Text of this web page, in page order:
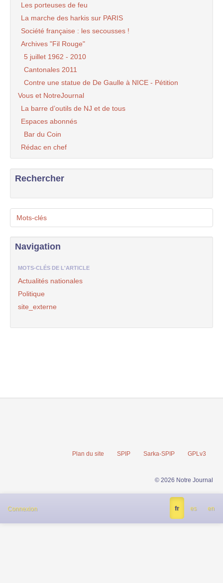
Les porteuses de feu
La marche des harkis sur PARIS
Société française : les secousses !
Archives "Fil Rouge"
5 juillet 1962 - 2010
Cantonales 2011
Contre une statue de De Gaulle à NICE - Pétition
Vous et NotreJournal
La barre d’outils de NJ et de tous
Espaces abonnés
Bar du Coin
Rédac en chef
Rechercher
Mots-clés
Navigation
MOTS-CLÉS DE L'ARTICLE
Actualités nationales
Politique
site_externe
Plan du site SPIP Sarka-SPIP GPLv3
© 2026 Notre Journal
Connexion fr es en